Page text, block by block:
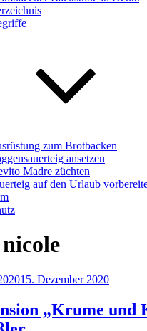
zum Brotbacken
ansetzen
Madre züchten
auf den Urlaub
nicole
15. Dezember 2020
„Krume und